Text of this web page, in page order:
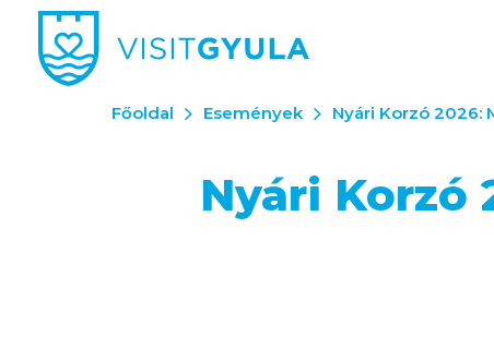
Főoldal Események Nyári Korzó 2026:
Nyári Korzó